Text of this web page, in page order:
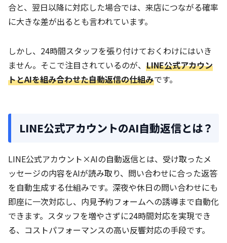
合と、翌日以降に対応した場合では、来店につながる確率
に大きな差が出るとも言われています。
しかし、24時間スタッフを張り付けておくわけにはいき
ません。そこで注目されているのが、 LINE公式アカウン
トとAIを組み合わせた自動返信の仕組みです。
LINE公式アカウントのAI自動返信とは？
LINE公式アカウント×AIの自動返信とは、受け取ったメ
ッセージの内容をAIが読み取り、問い合わせに合った返答
を自動生成する仕組みです。深夜や休日の問い合わせにも
即座に一次対応し、内見予約フォームへの誘導まで自動化
できます。スタッフを増やさずに24時間対応を実現でき
る、コストパフォーマンスの高い反響対応の手段です。